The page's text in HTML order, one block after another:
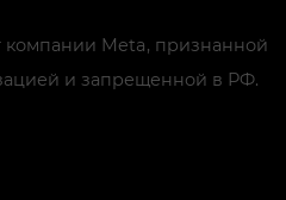
Meta, признанной
и запрещенной в РФ.